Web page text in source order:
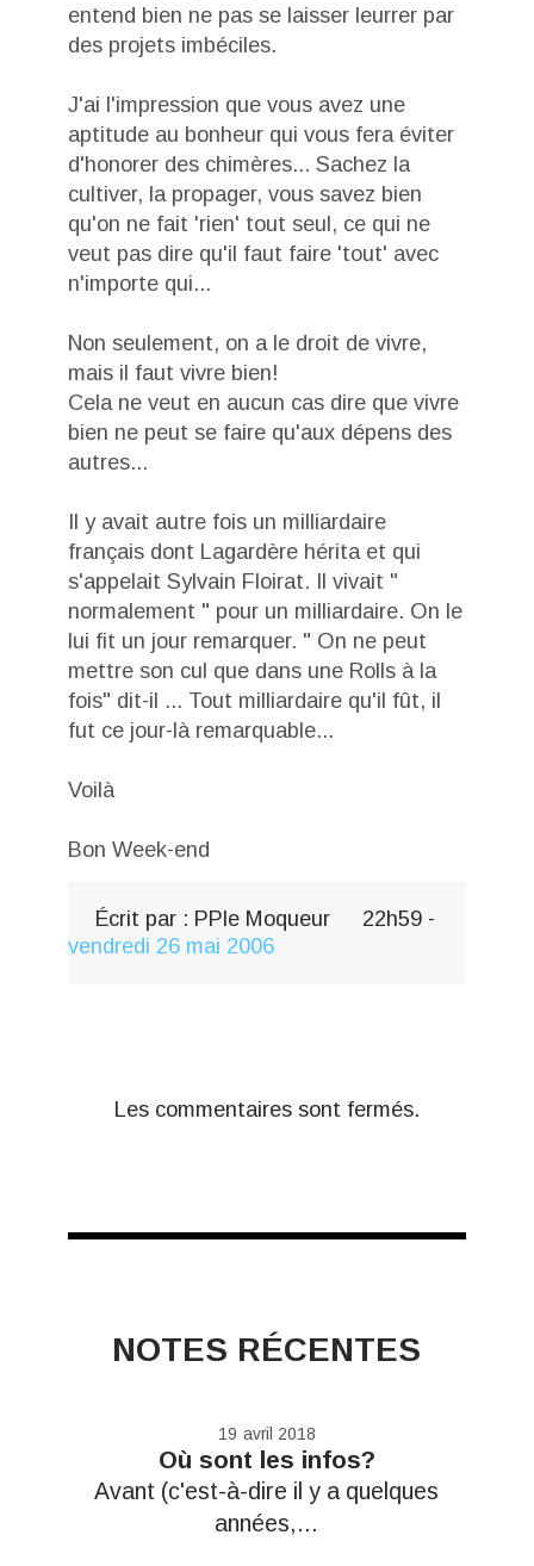
entend bien ne pas se laisser leurrer par
des projets imbéciles.
J'ai l'impression que vous avez une
aptitude au bonheur qui vous fera éviter
d'honorer des chimères... Sachez la
cultiver, la propager, vous savez bien
qu'on ne fait 'rien' tout seul, ce qui ne
veut pas dire qu'il faut faire 'tout' avec
n'importe qui...
Non seulement, on a le droit de vivre,
mais il faut vivre bien!
Cela ne veut en aucun cas dire que vivre
bien ne peut se faire qu'aux dépens des
autres...
Il y avait autre fois un milliardaire
français dont Lagardère hérita et qui
s'appelait Sylvain Floirat. Il vivait "
normalement " pour un milliardaire. On le
lui fit un jour remarquer. " On ne peut
mettre son cul que dans une Rolls à la
fois" dit-il ... Tout milliardaire qu'il fût, il
fut ce jour-là remarquable...
Voilà
Bon Week-end
Écrit par : PPle Moqueur 22h59 -
vendredi 26 mai 2006
Les commentaires sont fermés.
NOTES RÉCENTES
19 avril 2018
Où sont les infos?
Avant (c'est-à-dire il y a quelques
années,...